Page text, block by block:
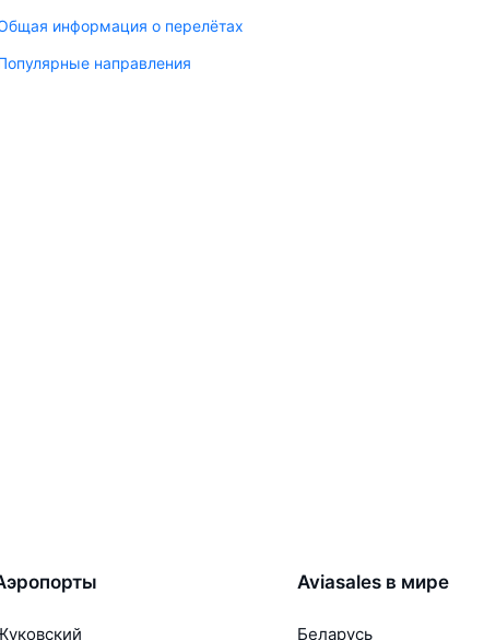
информация о перелётах
направления
Aviasales в мире
Беларусь